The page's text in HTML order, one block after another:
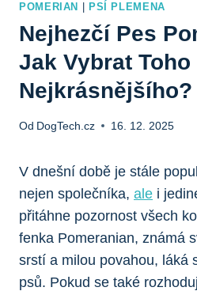
POMERIAN PSÍ PLEMENA
Nejhezčí Pes
Jak Vybrat Toho
Nejkrásnějšího?
Od DogTech.cz 16. 12. 2025
V dnešní ​době je stále
nejen ‍společníka, ale i
přitáhne pozornost všech
fenka Pomeranian, ⁣známá
srstí a milou ‍povahou, láká
psů. Pokud se také